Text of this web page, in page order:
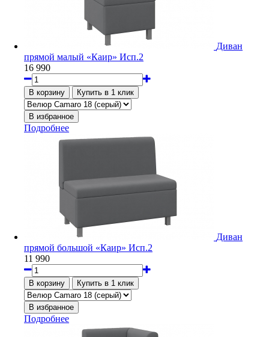
Диван
прямой малый «Каир» Исп.2
16 990
Подробнее
Диван
прямой большой «Каир» Исп.2
11 990
Подробнее